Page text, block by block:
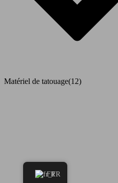
FR
Matériel de tatouage(12)